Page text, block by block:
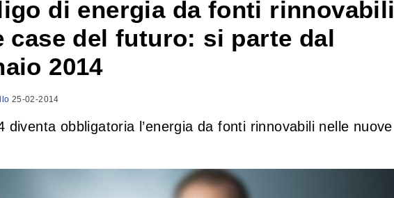
di energia da fonti rinnovabili
case del futuro: si parte dal
2014
25-02-2014
diventa obbligatoria l’energia da fonti rinnovabili nelle nuove